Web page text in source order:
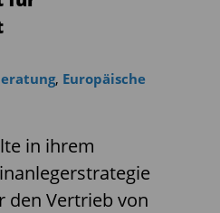
, Europäische
in ihrem
den Vertrieb von